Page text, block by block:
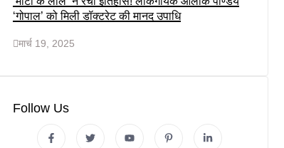
‘गोपाल’ को मिली डॉक्टरेट की मानद उपाधि
मार्च 19, 2025
Follow Us